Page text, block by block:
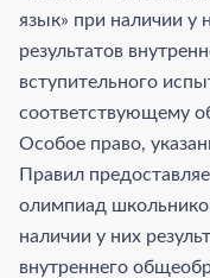
язык» при наличии у
результатов
вступительного
соответствующему
Особое право,
Правил
олимпиад
наличии у них
внутреннего